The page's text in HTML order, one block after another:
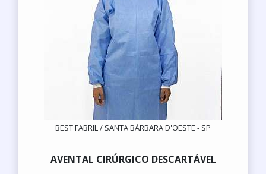
BEST FABRIL / SANTA BÁRBARA D'OESTE - SP
AVENTAL CIRÚRGICO DESCARTÁVEL